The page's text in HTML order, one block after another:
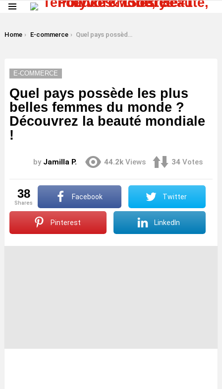
You are here:
Home E-commerce Quel pays possède les plus belles femmes du monde ? Découvrez la beauté mondiale !
E-COMMERCE
Quel pays possède les plus
belles femmes du monde ?
Découvrez la beauté mondiale
!
by Jamilla P. 44.2k Views 34 Votes
38
shares
Facebook Twitter
Pinterest LinkedIn